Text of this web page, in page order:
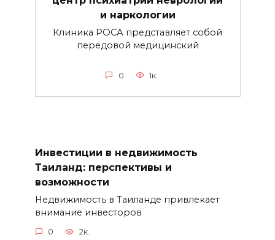
и наркологии
Клиника РОСА представляет собой
передовой медицинский
0 1к.
Инвестиции в недвижимость
Таиланд: перспективы и
возможности
Недвижимость в Таиланде привлекает
внимание инвесторов
0 2к.